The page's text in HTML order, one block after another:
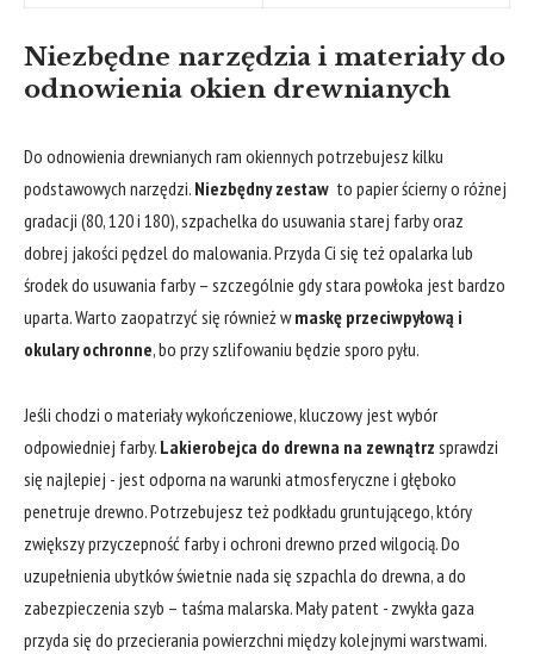
Niezbędne narzędzia i materiały do
odnowienia okien drewnianych
Do odnowienia drewnianych ram​ okiennych potrzebujesz kilku
podstawowych narzędzi. Niezbędny zestaw ⁢ to ⁢papier⁢ ścierny o różnej
gradacji (80, ⁢120 i‌ 180), szpachelka do⁤ usuwania starej farby oraz
dobrej jakości pędzel‌ do malowania. Przyda Ci się też opalarka​ lub
środek do usuwania farby – szczególnie gdy stara powłoka jest bardzo
uparta.⁣ Warto zaopatrzyć się ‍również wmaskę przeciwpyłową i
okulary ‌ochronne, ‍bo przy szlifowaniu⁤ będzie sporo pyłu.
Jeśli chodzi o materiały wykończeniowe, ⁣kluczowy ⁤jest wybór
odpowiedniej farby. Lakierobejca do drewna na zewnątrz sprawdzi
się najlepiej ⁢- jest odporna na warunki atmosferyczne i ‌głęboko‍
penetruje drewno.⁢ Potrzebujesz też podkładu gruntującego, który
zwiększy przyczepność farby i ochroni drewno przed ⁤wilgocią. Do
uzupełnienia ubytków świetnie nada się szpachla‌ do drewna, a do
zabezpieczenia szyb – taśma malarska.‌ Mały patent ⁢- zwykła gaza
przyda się do przecierania powierzchni między kolejnymi warstwami.